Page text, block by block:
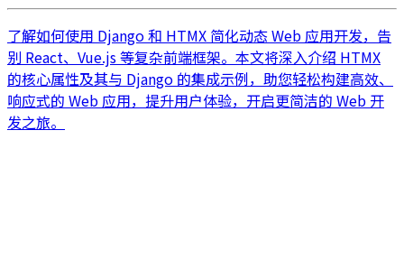
了解如何使用 Django 和 HTMX 简化动态 Web 应用开发，告
别 React、Vue.js 等复杂前端框架。本文将深入介绍 HTMX
的核心属性及其与 Django 的集成示例，助您轻松构建高效、
响应式的 Web 应用，提升用户体验，开启更简洁的 Web 开
发之旅。